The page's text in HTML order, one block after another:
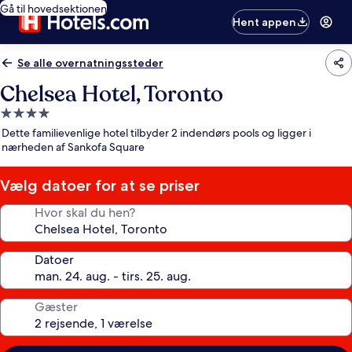
Gå til hovedsektionen
Hent appen
Se alle overnatningssteder
Chelsea Hotel, Toronto
4.0-
stjernet
overnatningssted
Dette familievenlige hotel tilbyder 2 indendørs pools og ligger i
nærheden af Sankofa Square
Vælg datoer for at se priser
Hvor skal du hen?
Datoer
Gæster